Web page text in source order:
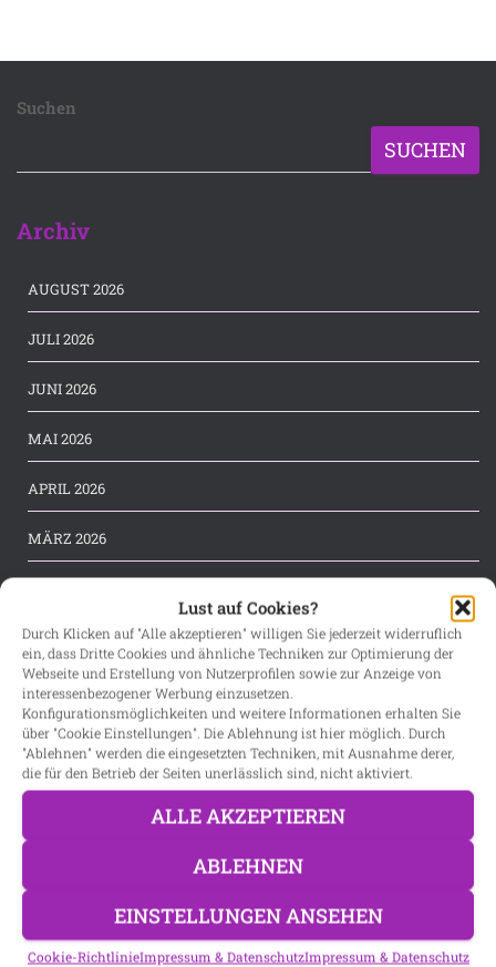
Lust auf Cookies?
Durch Klicken auf "Alle akzeptieren" willigen Sie jederzeit widerruflich
ein, dass Dritte Cookies und ähnliche Techniken zur Optimierung der
Webseite und Erstellung von Nutzerprofilen sowie zur Anzeige von
interessenbezogener Werbung einzusetzen.
Konfigurationsmöglichkeiten und weitere Informationen erhalten Sie
über "Cookie Einstellungen". Die Ablehnung ist hier möglich. Durch
"Ablehnen" werden die eingesetzten Techniken, mit Ausnahme derer,
die für den Betrieb der Seiten unerlässlich sind, nicht aktiviert.
ALLE AKZEPTIEREN
ABLEHNEN
EINSTELLUNGEN ANSEHEN
Cookie-RichtlinieImpressum & DatenschutzImpressum & Datenschutz
Suchen
SUCHEN
Archiv
AUGUST 2026
JULI 2026
JUNI 2026
MAI 2026
APRIL 2026
MÄRZ 2026
JANUAR 2026
DEZEMBER 2025
NOVEMBER 2025
OKTOBER 2025
JUNI 2025